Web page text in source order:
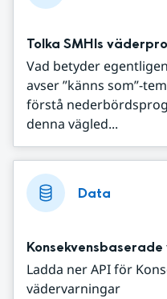
Tolka SMHIs
Vad betyder
avser ”känns som”-
förstå
denna vägled...
Data
Ladda ner API för
vädervarningar